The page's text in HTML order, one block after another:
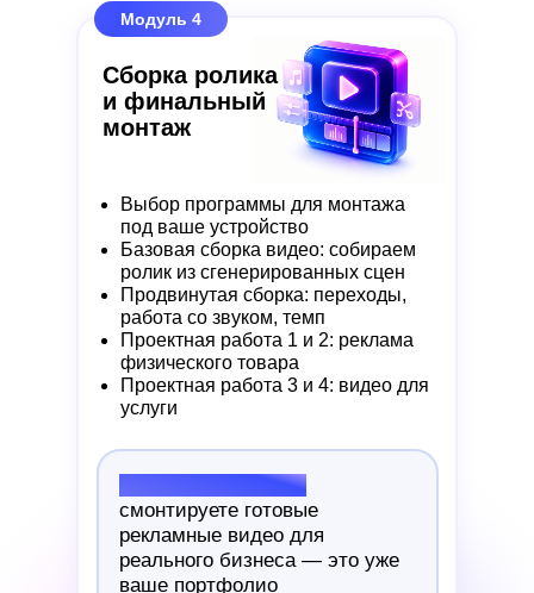
Модуль 4
Сборка ролика
и финальный
монтаж
Выбор программы для монтажа
под ваше устройство
Базовая сборка видео: собираем
ролик из сгенерированных сцен
Продвинутая сборка: переходы,
работа со звуком, темп
Проектная работа 1 и 2: реклама
физического товара
Проектная работа 3 и 4: видео для
услуги
Результат модуля:
смонтируете готовые
рекламные видео для
реального бизнеса — это уже
ваше портфолио